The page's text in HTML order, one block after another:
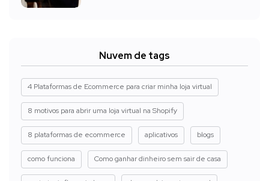
Nuvem de tags
4 Plataformas de Ecommerce para criar minha loja virtual
8 motivos para abrir uma loja virtual na Shopify
8 plataformas de ecommerce aplicativos blogs
como funciona Como ganhar dinheiro sem sair de casa